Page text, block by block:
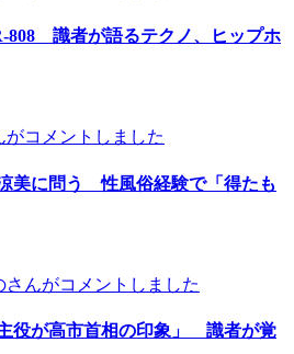
808 識者が語るテクノ、ヒップホ
がコメントしました
美に問う 性風俗経験で「得たも
さんがコメントしました
役が高市首相の印象」 識者が覚